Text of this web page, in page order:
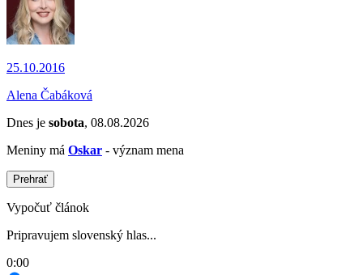
25.10.2016
Alena Čabáková
Dnes je sobota, 08.08.2026
Meniny má Oskar - význam mena
Prehrať
Vypočuť článok
Pripravujem slovenský hlas...
0:00